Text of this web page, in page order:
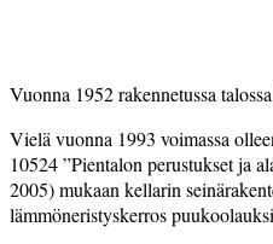
Vuonna 1952 rakennetussa
Vielä vuonna 1993 voimassa
10524 ”Pientalon perustukset ja
2005) mukaan kellarin
lämmöneristyskerros